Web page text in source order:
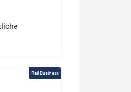
Rail Business